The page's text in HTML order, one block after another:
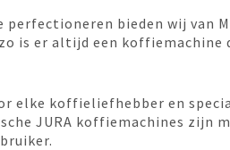
bieden wij van
is er altijd een koffiemachine
elke koffieliefhebber en
JURA koffiemachines zijn